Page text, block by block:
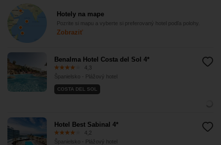
Hotely na mape
Pozrite si mapu a vyberte si preferovaný hotel podľa polohy.
Zobraziť
Benalma Hotel Costa del Sol 4*
4,3
Španielsko - Plážový hotel
COSTA DEL SOL
Hotel Best Sabinal 4*
4,2
Španielsko - Plážový hotel